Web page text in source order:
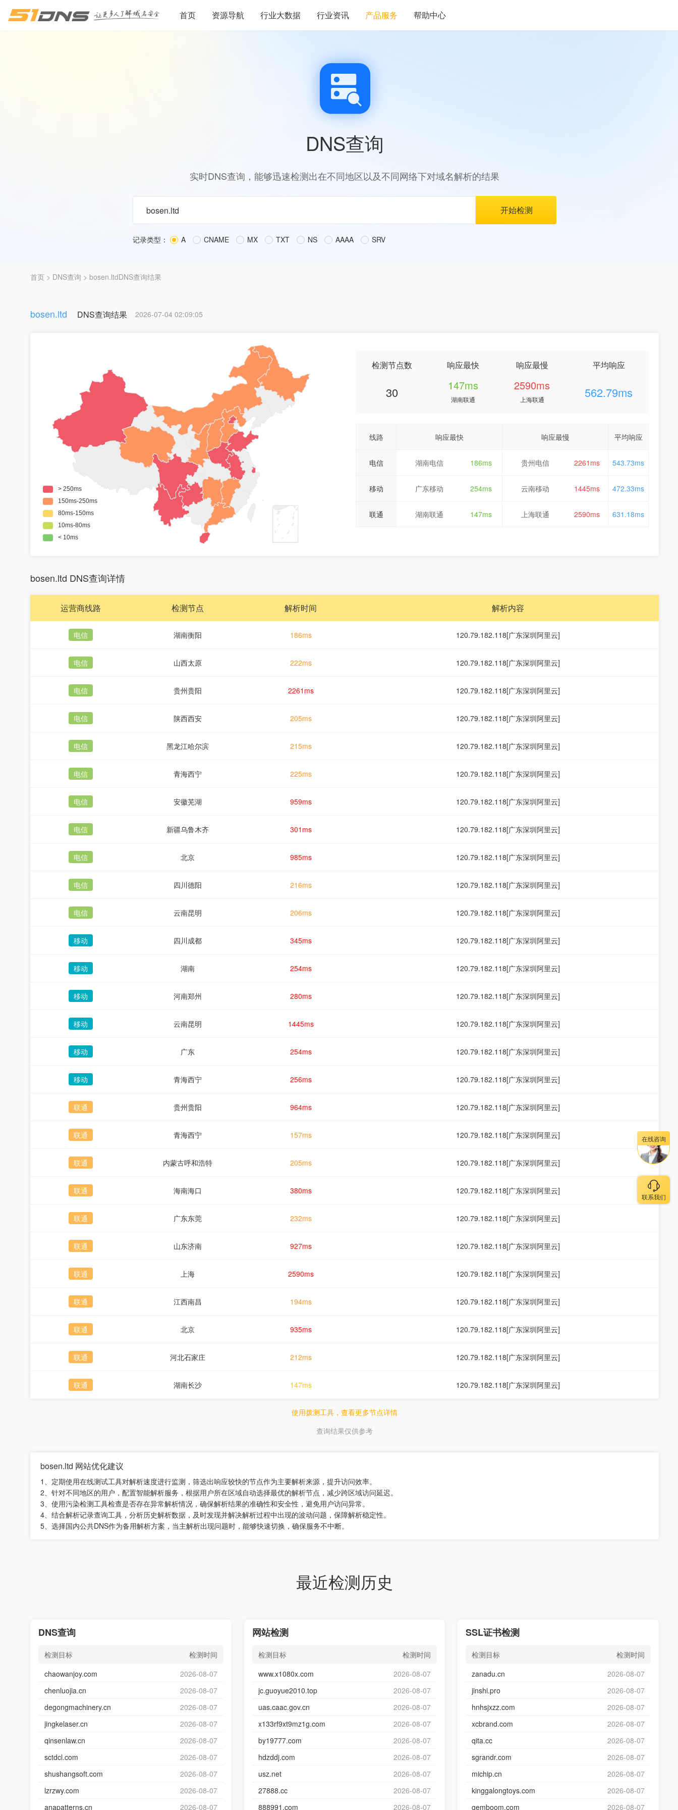
首页 资源导航 行业大数据 行业资讯 产品服务 帮助中心
DNS查询
实时DNS查询，能够迅速检测出在不同地区以及不同网络下对域名解析的结果
记录类型： A CNAME MX TXT NS AAAA SRV
首页 > DNS查询 > bosen.ltdDNS查询结果
bosen.ltd DNS查询结果 2026-07-04 02:09:05
检测节点数
30
响应最快
147ms
湖南联通
响应最慢
2590ms
上海联通
平均响应
562.79ms
线路 响应最快 响应最慢 平均响应
电信 湖南电信 186ms 贵州电信 2261ms 543.73ms
移动 广东移动 254ms 云南移动 1445ms 472.33ms
联通 湖南联通 147ms 上海联通 2590ms 631.18ms
bosen.ltd DNS查询详情
运营商线路 检测节点 解析时间 解析内容
电信 湖南衡阳 186ms 120.79.182.118[广东深圳阿里云]
电信 山西太原 222ms 120.79.182.118[广东深圳阿里云]
电信 贵州贵阳 2261ms 120.79.182.118[广东深圳阿里云]
电信 陕西西安 205ms 120.79.182.118[广东深圳阿里云]
电信 黑龙江哈尔滨 215ms 120.79.182.118[广东深圳阿里云]
电信 青海西宁 225ms 120.79.182.118[广东深圳阿里云]
电信 安徽芜湖 959ms 120.79.182.118[广东深圳阿里云]
电信 新疆乌鲁木齐 301ms 120.79.182.118[广东深圳阿里云]
电信 北京 985ms 120.79.182.118[广东深圳阿里云]
电信 四川德阳 216ms 120.79.182.118[广东深圳阿里云]
电信 云南昆明 206ms 120.79.182.118[广东深圳阿里云]
移动 四川成都 345ms 120.79.182.118[广东深圳阿里云]
移动 湖南 254ms 120.79.182.118[广东深圳阿里云]
移动 河南郑州 280ms 120.79.182.118[广东深圳阿里云]
移动 云南昆明 1445ms 120.79.182.118[广东深圳阿里云]
移动 广东 254ms 120.79.182.118[广东深圳阿里云]
移动 青海西宁 256ms 120.79.182.118[广东深圳阿里云]
联通 贵州贵阳 964ms 120.79.182.118[广东深圳阿里云]
联通 青海西宁 157ms 120.79.182.118[广东深圳阿里云]
联通 内蒙古呼和浩特 205ms 120.79.182.118[广东深圳阿里云]
联通 海南海口 380ms 120.79.182.118[广东深圳阿里云]
联通 广东东莞 232ms 120.79.182.118[广东深圳阿里云]
联通 山东济南 927ms 120.79.182.118[广东深圳阿里云]
联通 上海 2590ms 120.79.182.118[广东深圳阿里云]
联通 江西南昌 194ms 120.79.182.118[广东深圳阿里云]
联通 北京 935ms 120.79.182.118[广东深圳阿里云]
联通 河北石家庄 212ms 120.79.182.118[广东深圳阿里云]
联通 湖南长沙 147ms 120.79.182.118[广东深圳阿里云]
使用拨测工具，查看更多节点详情
查询结果仅供参考
bosen.ltd 网站优化建议
1、定期使用在线测试工具对解析速度进行监测，筛选出响应较快的节点作为主要解析来源，提升访问效率。
2、针对不同地区的用户，配置智能解析服务，根据用户所在区域自动选择最优的解析节点，减少跨区域访问延迟。
3、使用污染检测工具检查是否存在异常解析情况，确保解析结果的准确性和安全性，避免用户访问异常。
4、结合解析记录查询工具，分析历史解析数据，及时发现并解决解析过程中出现的波动问题，保障解析稳定性。
5、选择国内公共DNS作为备用解析方案，当主解析出现问题时，能够快速切换，确保服务不中断。
最近检测历史
DNS查询
检测目标
检测时间
chaowanjoy.com
2026-08-07
chenluojia.cn
2026-08-07
degongmachinery.cn
2026-08-07
jingkelaser.cn
2026-08-07
qinsenlaw.cn
2026-08-07
sctdcl.com
2026-08-07
shushangsoft.com
2026-08-07
lzrzwy.com
2026-08-07
anapatterns.cn
2026-08-07
网站检测
检测目标
检测时间
www.x1080x.com
2026-08-07
jc.guoyue2010.top
2026-08-07
uas.caac.gov.cn
2026-08-07
x133rf9xt9mz1g.com
2026-08-07
by19777.com
2026-08-07
hdzddj.com
2026-08-07
usz.net
2026-08-07
27888.cc
2026-08-07
888991.com
2026-08-07
SSL证书检测
检测目标
检测时间
zanadu.cn
2026-08-07
jinshi.pro
2026-08-07
hnhsjxzz.com
2026-08-07
xcbrand.com
2026-08-07
qita.cc
2026-08-07
sgrandr.com
2026-08-07
michip.cn
2026-08-07
kinggalongtoys.com
2026-08-07
gemboom.com
2026-08-07
在线咨询
联系我们